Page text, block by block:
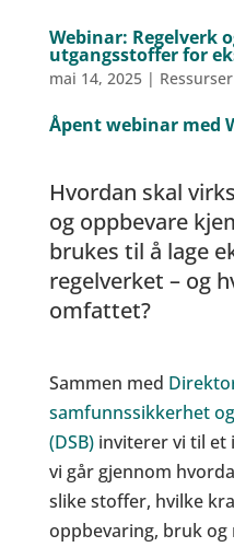
Webinar: Regelverk
utgangsstoffer for
mai 14, 2025| Ressurser
Åpent webinar med
Hvordan skal
og oppbevare
brukes til å lage
regelverket – og
omfattet?
Sammen med
samfunnssikkerhet
(DSB)inviterer vi til et
vi går gjennom
slike stoffer, hvilke
oppbevaring, bruk